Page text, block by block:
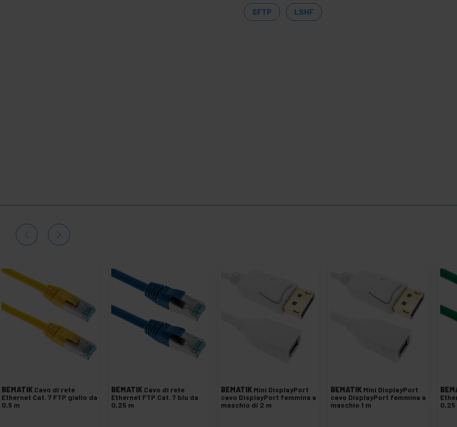
SFTP LSHF
BEMATIK Cavo di rete
Ethernet Cat. 7 FTP giallo da
0,5 m
BEMATIK Cavo di rete
Ethernet FTP Cat. 7 blu da
0,25 m
BEMATIK Mini DisplayPort
cavo DisplayPort femmina a
maschio di 2 m
BEMATIK Mini DisplayPort
cavo DisplayPort femmina a
maschio 1 m
0,25